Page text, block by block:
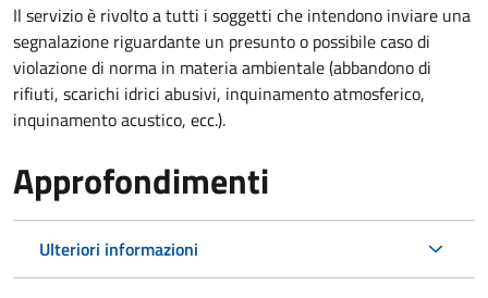
Il servizio è rivolto a tutti i soggetti che intendono inviare una
segnalazione riguardante un presunto o possibile caso di
violazione di norma in materia ambientale (abbandono di
rifiuti, scarichi idrici abusivi, inquinamento atmosferico,
inquinamento acustico, ecc.).
Approfondimenti
Ulteriori informazioni